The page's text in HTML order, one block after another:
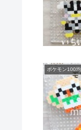
ポケモン100